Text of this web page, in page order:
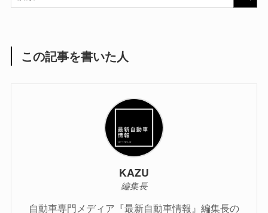
この記事を書いた人
KAZU
編集長
自動車専門メディア『最新自動車情報』編集長の